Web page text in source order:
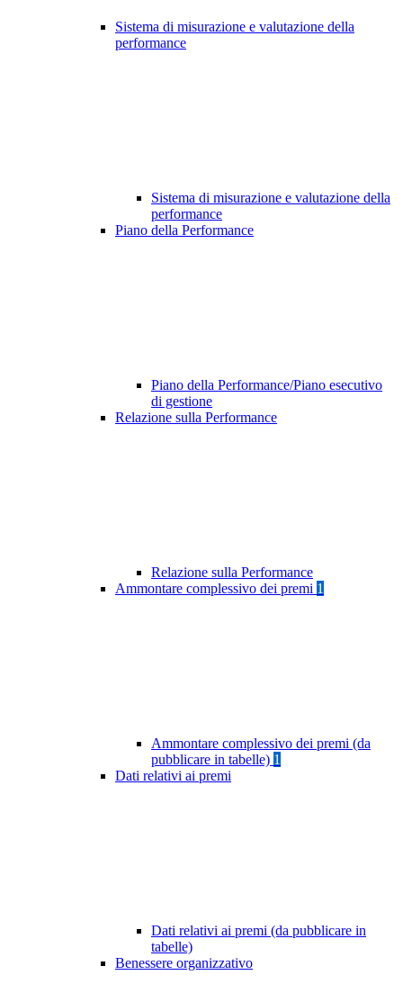
Sistema di misurazione e valutazione della
performance
Sistema di misurazione e valutazione della
performance
Piano della Performance
Piano della Performance/Piano esecutivo
di gestione
Relazione sulla Performance
Relazione sulla Performance
Ammontare complessivo dei premi 1
Ammontare complessivo dei premi (da
pubblicare in tabelle) 1
Dati relativi ai premi
Dati relativi ai premi (da pubblicare in
tabelle)
Benessere organizzativo